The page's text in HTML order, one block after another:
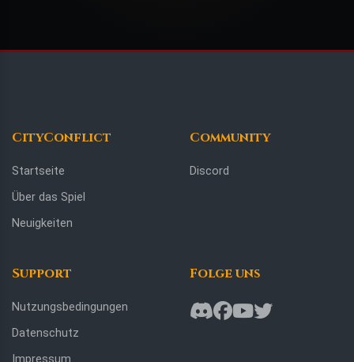
CityConflict
Startseite
Über das Spiel
Neuigkeiten
Community
Discord
Support
Nutzungsbedingungen
Datenschutz
Impressum
Folge uns